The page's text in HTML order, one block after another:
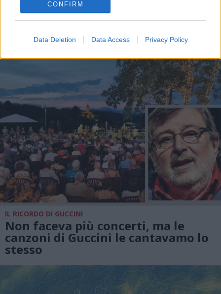
CONFIRM
Data Deletion Data Access Privacy Policy
Rifugi climatici, cosa sono e perché
diventano indispensabili nelle città
sempre più calde
IL RICORDO DI GUCCINI
Non faceva più concerti, ma le
canzoni di Guccini le cantavamo lo
stesso